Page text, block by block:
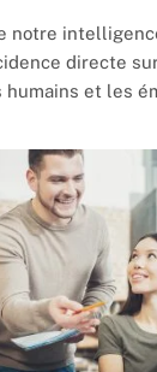
notre
directe
humains et les